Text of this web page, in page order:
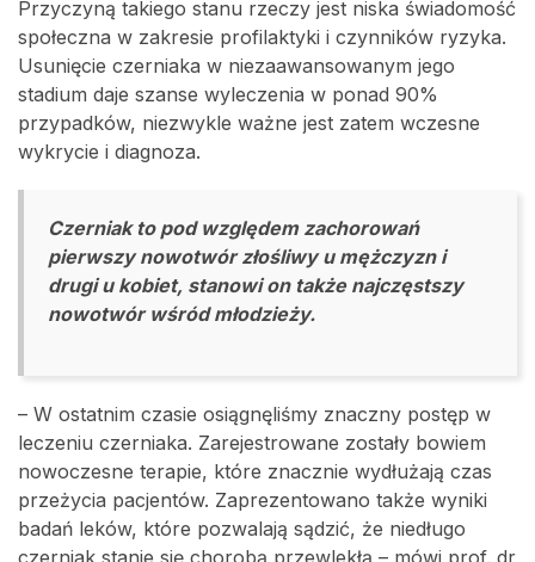
Przyczyną takiego stanu rzeczy jest niska świadomość
społeczna w zakresie profilaktyki i czynników ryzyka.
Usunięcie czerniaka w niezaawansowanym jego
stadium daje szanse wyleczenia w ponad 90%
przypadków, niezwykle ważne jest zatem wczesne
wykrycie i diagnoza.
Czerniak to pod względem zachorowań
pierwszy nowotwór złośliwy u mężczyzn i
drugi u kobiet, stanowi on także najczęstszy
nowotwór wśród młodzieży.
– W ostatnim czasie osiągnęliśmy znaczny postęp w
leczeniu czerniaka. Zarejestrowane zostały bowiem
nowoczesne terapie, które znacznie wydłużają czas
przeżycia pacjentów. Zaprezentowano także wyniki
badań leków, które pozwalają sądzić, że niedługo
czerniak stanie się chorobą przewlekłą – mówi prof. dr